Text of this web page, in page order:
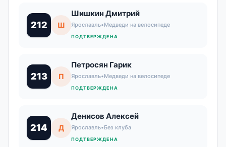
212 Ш
Шишкин Дмитрий
Ярославль•Медведи на велосипеде
ПОДТВЕРЖДЕНА
213 П
Петросян Гарик
Ярославль•Медведи на велосипеде
ПОДТВЕРЖДЕНА
214 Д
Денисов Алексей
Ярославль•Без клуба
ПОДТВЕРЖДЕНА